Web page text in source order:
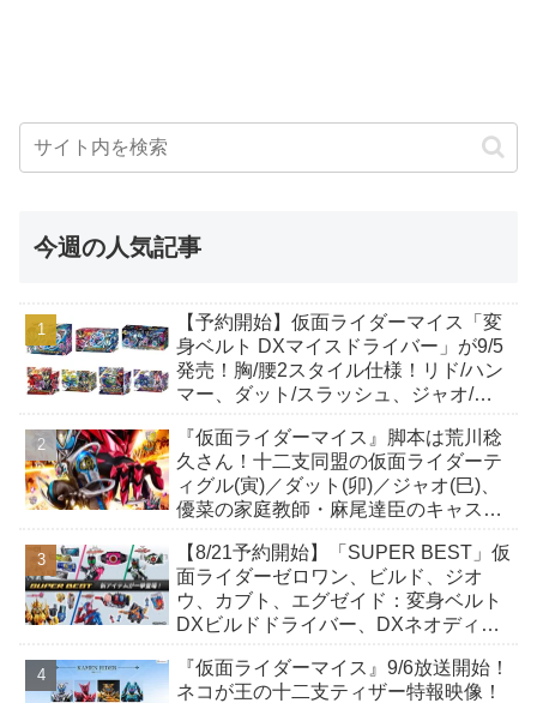
今週の人気記事
【予約開始】仮面ライダーマイス「変
身ベルト DXマイスドライバー」が9/5
発売！胸/腰2スタイル仕様！リド/ハン
マー、ダット/スラッシュ、ジャオ/バ
も！
『仮面ライダーマイス』脚本は荒川稔
久さん！十二支同盟の仮面ライダーテ
ィグル(寅)／ダット(卯)／ジャオ(巳)、
優菜の家庭教師・麻尾達臣のキャスト
んも変身！
【8/21予約開始】「SUPER BEST」仮
面ライダーゼロワン、ビルド、ジオ
ウ、カブト、エグゼイド：変身ベルト
DXビルドドライバー、DXネオディケ
か12点！
『仮面ライダーマイス』9/6放送開始！
ネコが王の十二支ティザー特報映像！